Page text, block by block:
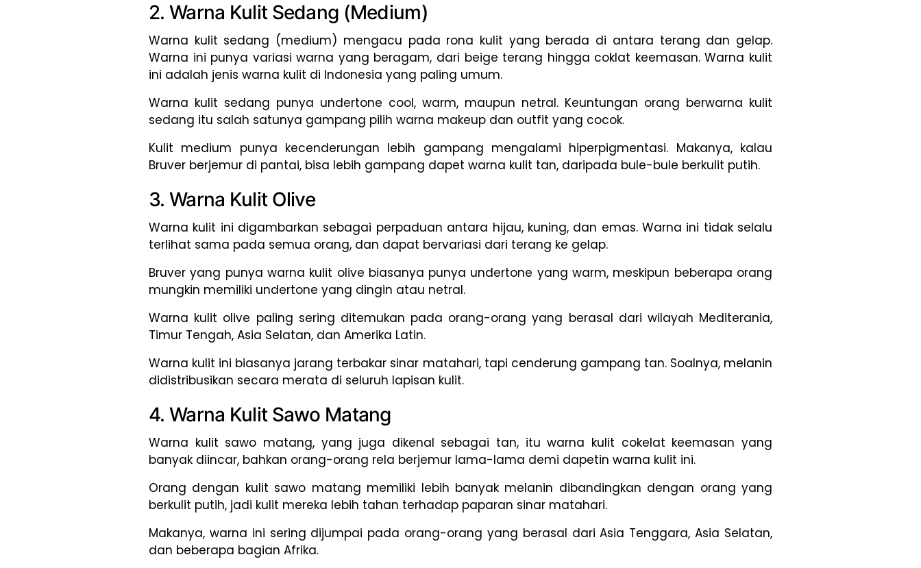
2. Warna Kulit Sedang (Medium)
Warna kulit sedang (medium) mengacu pada rona kulit yang berada di antara terang dan gelap.
Warna ini punya variasi warna yang beragam, dari beige terang hingga coklat keemasan. Warna kulit
ini adalah jenis warna kulit di Indonesia yang paling umum.
Warna kulit sedang punya undertone cool, warm, maupun netral. Keuntungan orang berwarna kulit
sedang itu salah satunya gampang pilih warna makeup dan outfit yang cocok.
Kulit medium punya kecenderungan lebih gampang mengalami hiperpigmentasi. Makanya, kalau
Bruver berjemur di pantai, bisa lebih gampang dapet warna kulit tan, daripada bule-bule berkulit putih.
3. Warna Kulit Olive
Warna kulit ini digambarkan sebagai perpaduan antara hijau, kuning, dan emas. Warna ini tidak selalu
terlihat sama pada semua orang, dan dapat bervariasi dari terang ke gelap.
Bruver yang punya warna kulit olive biasanya punya undertone yang warm, meskipun beberapa orang
mungkin memiliki undertone yang dingin atau netral.
Warna kulit olive paling sering ditemukan pada orang-orang yang berasal dari wilayah Mediterania,
Timur Tengah, Asia Selatan, dan Amerika Latin.
Warna kulit ini biasanya jarang terbakar sinar matahari, tapi cenderung gampang tan. Soalnya, melanin
didistribusikan secara merata di seluruh lapisan kulit.
4. Warna Kulit Sawo Matang
Warna kulit sawo matang, yang juga dikenal sebagai tan, itu warna kulit cokelat keemasan yang
banyak diincar, bahkan orang-orang rela berjemur lama-lama demi dapetin warna kulit ini.
Orang dengan kulit sawo matang memiliki lebih banyak melanin dibandingkan dengan orang yang
berkulit putih, jadi kulit mereka lebih tahan terhadap paparan sinar matahari.
Makanya, warna ini sering dijumpai pada orang-orang yang berasal dari Asia Tenggara, Asia Selatan,
dan beberapa bagian Afrika.